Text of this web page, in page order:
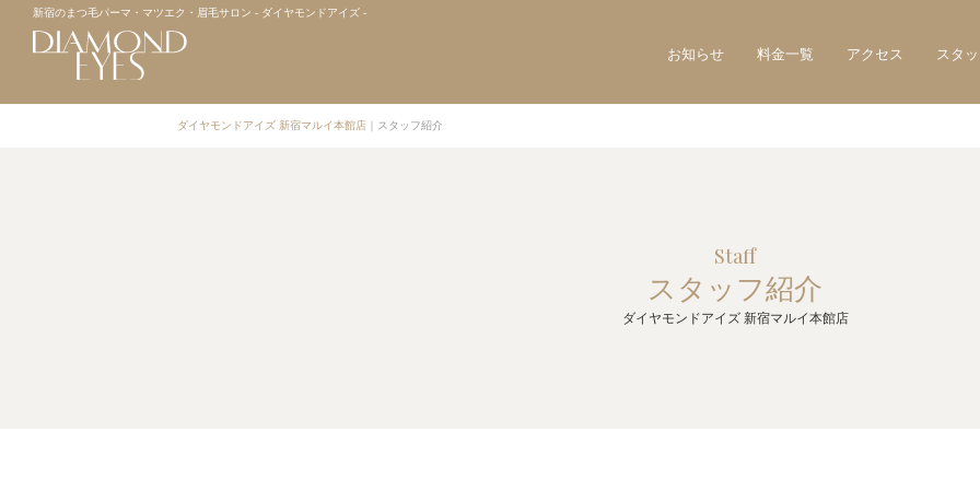
新宿のまつ毛パーマ・マツエク・眉毛サロン - ダイヤモンドアイズ -
お知らせ 料金一覧 アクセス スタ
ダイヤモンドアイズ 新宿マルイ本館店 スタッフ紹介
Staff
スタッフ紹介
ダイヤモンドアイズ 新宿マルイ本館店